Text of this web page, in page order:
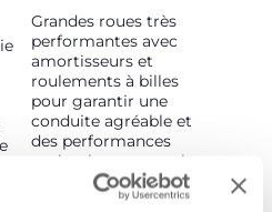
Grandes roues très
performantes avec
amortisseurs et
roulements à billes
pour garantir une
conduite agréable et
des performances
optimales sur tous les
terrains. Les
roulements à billes